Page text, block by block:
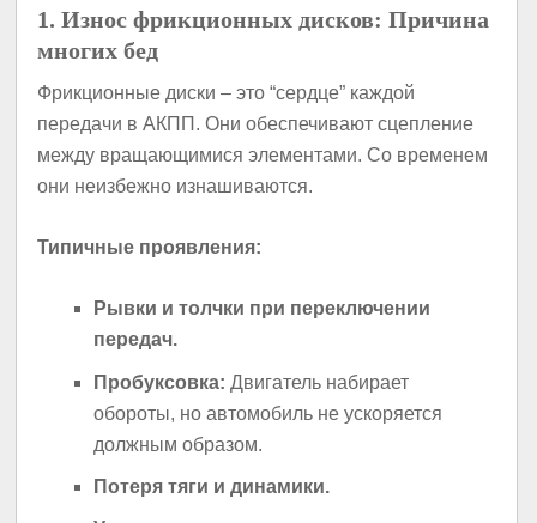
1. Износ фрикционных дисков: Причина
многих бед
Фрикционные диски – это “сердце” каждой
передачи в АКПП. Они обеспечивают сцепление
между вращающимися элементами. Со временем
они неизбежно изнашиваются.
Типичные проявления:
Рывки и толчки при переключении
передач.
Пробуксовка: Двигатель набирает
обороты, но автомобиль не ускоряется
должным образом.
Потеря тяги и динамики.